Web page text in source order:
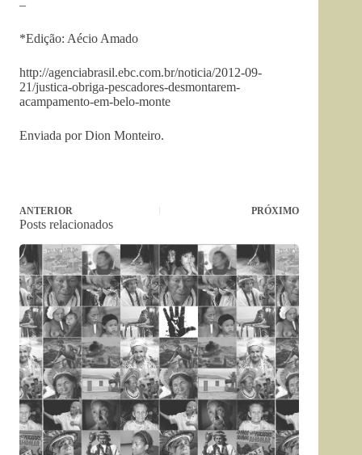
–
*Edição: Aécio Amado
http://agenciabrasil.ebc.com.br/noticia/2012-09-
21/justica-obriga-pescadores-desmontarem-
acampamento-em-belo-monte
Enviada por Dion Monteiro.
ANTERIOR PRÓXIMO
Posts relacionados